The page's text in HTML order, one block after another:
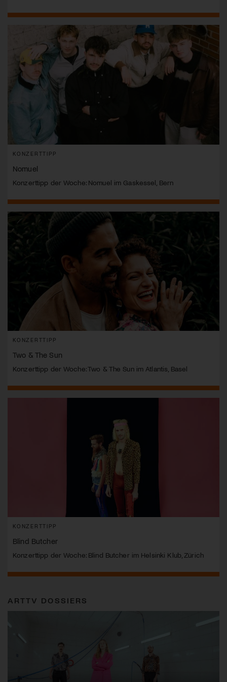
KONZERTTIPP
Nomuel
Konzerttipp der Woche: Nomuel im Gaskessel, Bern
KONZERTTIPP
Two & The Sun
Konzerttipp der Woche: Two & The Sun im Atlantis, Basel
KONZERTTIPP
Blind Butcher
Konzerttipp der Woche: Blind Butcher im Helsinki Klub, Zürich
ARTTV DOSSIERS